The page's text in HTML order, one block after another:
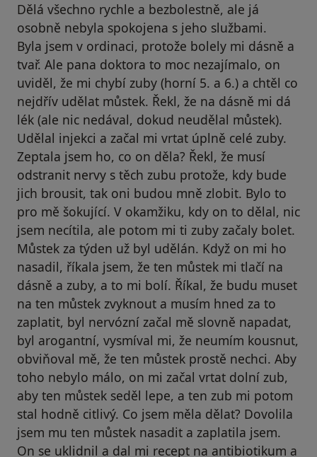
Dělá všechno rychle a bezbolestně, ale já
osobně nebyla spokojena s jeho službami.
Byla jsem v ordinaci, protože bolely mi dásně a
tvař. Ale pana doktora to moc nezajímalo, on
uviděl, že mi chybí zuby (horní 5. a 6.) a chtěl co
nejdřív udělat můstek. Řekl, že na dásně mi dá
lék (ale nic nedával, dokud neudělal můstek).
Udělal injekci a začal mi vrtat úplně celé zuby.
Zeptala jsem ho, co on děla? Řekl, že musí
odstranit nervy s těch zubu protože, kdy bude
jich brousit, tak oni budou mně zlobit. Bylo to
pro mě šokující. V okamžiku, kdy on to dělal, nic
jsem necítila, ale potom mi ti zuby začaly bolet.
Můstek za týden už byl udělán. Když on mi ho
nasadil, říkala jsem, že ten můstek mi tlačí na
dásně a zuby, a to mi bolí. Říkal, že budu muset
na ten můstek zvyknout a musím hned za to
zaplatit, byl nervózní začal mě slovně napadat,
byl arogantní, vysmíval mi, že neumím kousnut,
obviňoval mě, že ten můstek prostě nechci. Aby
toho nebylo málo, on mi začal vrtat dolní zub,
aby ten můstek seděl lepe, a ten zub mi potom
stal hodně citlivý. Co jsem měla dělat? Dovolila
jsem mu ten můstek nasadit a zaplatila jsem.
On se uklidnil a dal mi recept na antibiotikum a